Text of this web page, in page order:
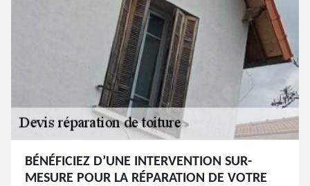
BÉNÉFICIEZ D’UNE INTERVENTION SUR-
MESURE POUR LA RÉPARATION DE VOTRE